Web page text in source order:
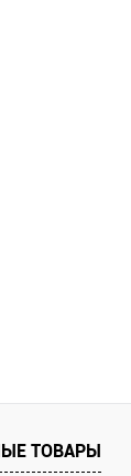
ТОВАРЫ